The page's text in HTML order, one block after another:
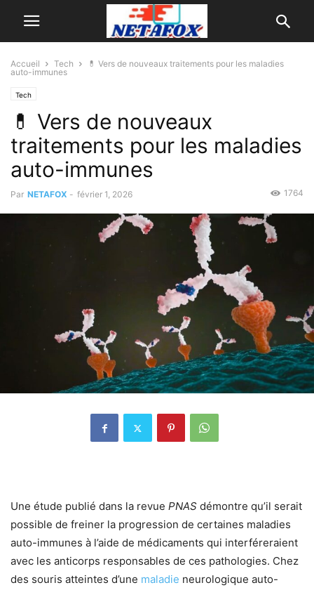
Accueil Tech
💊 Vers de nouveaux traitements pour les maladies
auto-immunes
Tech
💊 Vers de nouveaux
traitements pour les maladies
auto-immunes
Par NETAFOX - février 1, 2026 1764
Une étude publié dans la revue PNAS démontre qu’il serait
possible de freiner la progression de certaines maladies
auto-immunes à l’aide de médicaments qui interféreraient
avec les anticorps responsables de ces pathologies. Chez
des souris atteintes d’une maladie neurologique auto-